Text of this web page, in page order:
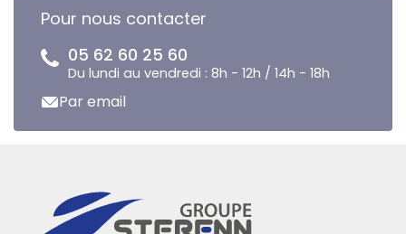
Pour nous contacter
05 62 60 25 60
Du lundi au vendredi : 8h - 12h / 14h - 18h
Par email